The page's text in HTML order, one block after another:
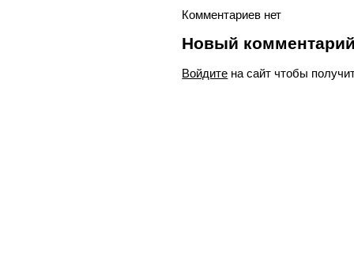
Комментариев нет
Новый
Войдите на сайт чтобы